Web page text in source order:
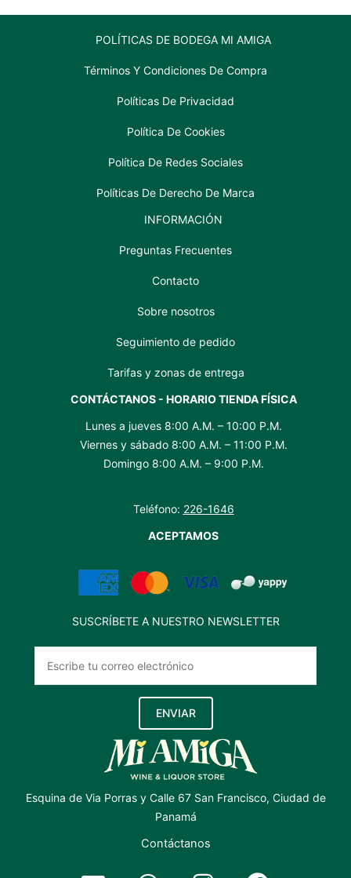
cantidad
POLÍTICAS DE BODEGA MI AMIGA
Términos Y Condiciones De Compra
Políticas De Privacidad
Política De Cookies
Política De Redes Sociales
Políticas De Derecho De Marca
INFORMACIÓN
Preguntas Frecuentes
Contacto
Sobre nosotros
Seguimiento de pedido
Tarifas y zonas de entrega
CONTÁCTANOS - HORARIO TIENDA FÍSICA
Lunes a jueves 8:00 A.M. – 10:00 P.M.
Viernes y sábado 8:00 A.M. – 11:00 P.M.
Domingo 8:00 A.M. – 9:00 P.M.
Teléfono: 226-1646
ACEPTAMOS
SUSCRÍBETE A NUESTRO NEWSLETTER
ENVIAR
Esquina de Via Porras y Calle 67 San Francisco, Ciudad de
Panamá
Contáctanos